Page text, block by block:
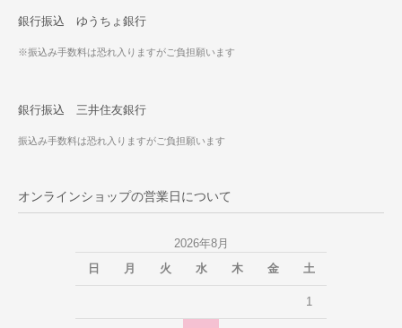
銀行振込 ゆうちょ銀行
※振込み手数料は恐れ入りますがご負担願います
銀行振込 三井住友銀行
振込み手数料は恐れ入りますがご負担願います
オンラインショップの営業日について
2026年8月
日
月 火 水 木 金 土
1